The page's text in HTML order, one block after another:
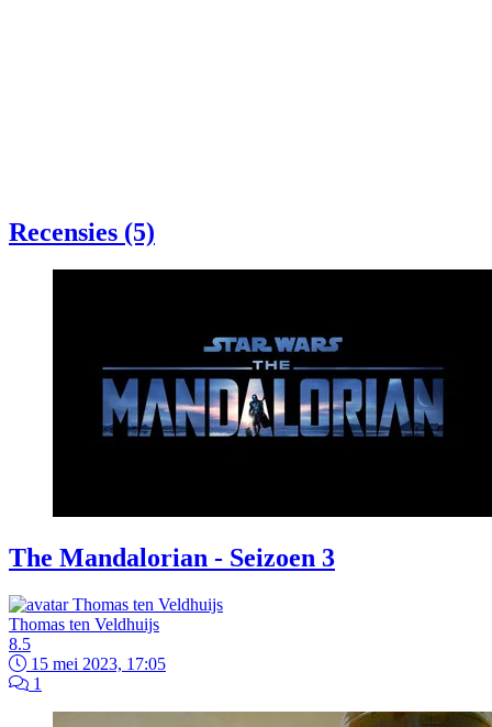
Recensies (5)
The Mandalorian - Seizoen 3
Thomas ten Veldhuijs
8.5
15 mei 2023, 17:05
1